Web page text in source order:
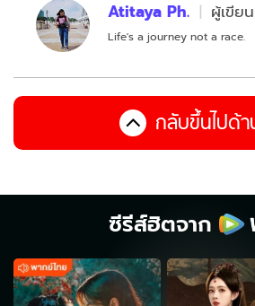
Atitaya Ph. ผู้เขียน
Life's a journey not a race.
กลับขึ้นไปด้
ซีรีส์ฮิตจาก